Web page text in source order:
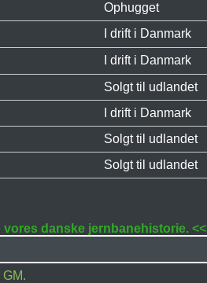
Ophugget
I drift i Danmark
I drift i Danmark
Solgt til udlandet
I drift i Danmark
Solgt til udlandet
Solgt til udlandet
danske jernbanehistorie. <<